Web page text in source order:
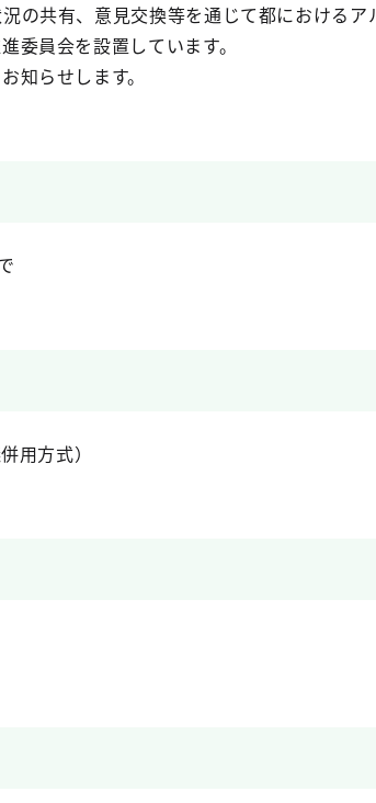
の共有、意見交換等を通じて都における
委員会を設置しています。
知らせします。
用方式）